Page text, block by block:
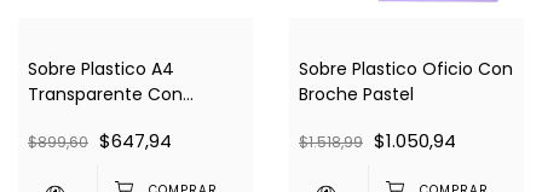
Sobre Plastico A4
Transparente Con
$899,60 $647,94
Sobre Plastico Oficio Con
Broche Pastel
$1.518,99 $1.050,94